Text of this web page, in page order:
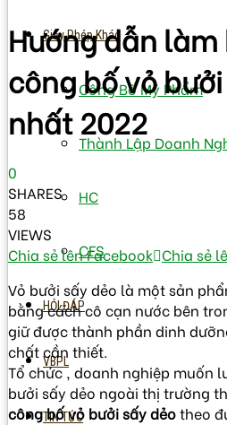
Giấy Phép Khác
Công Bố Mỹ Phẩm
Thành Lập Doanh
HC
CFS
HỎI ĐÁP
VBPL
TIN TỨC
Hướng dẫn làm
công bố vỏ
nhất 2022
0
SHARES
58
VIEWS
Chia sẻ lên Facebook Chia sẻ
Vỏ bưởi sấy dẻo là một sản
bằng cách cô cạn nước bên
giữ được thành phần dinh
chất cần thiết.
Tổ chức , doanh nghiệp muốn
bưởi sấy dẻo ngoài thị trường
công bố vỏ bưởi sấy dẻotheo